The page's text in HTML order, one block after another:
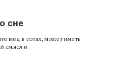
сне
мед в сотах, может иметь
смысл и